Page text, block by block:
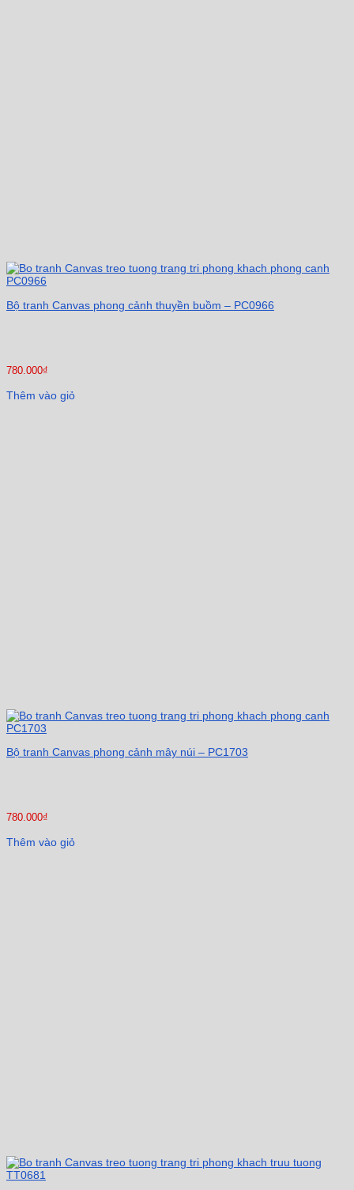
Bộ tranh Canvas phong cảnh thuyền buồm – PC0966
780.000₫
Thêm vào giỏ
Bộ tranh Canvas phong cảnh mây núi – PC1703
780.000₫
Thêm vào giỏ